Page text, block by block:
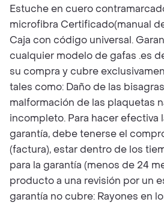
Estuche en cuero
microfibra Certificado(manual
Caja con código universal.
cualquier modelo de gafas .es
su compra y cubre
tales como: Daño de las
malformación de las plaquetas
incompleto. Para hacer efectiva
garantía, debe tenerse el
(factura), estar dentro de los
para la garantía (menos de 24
producto a una revisión por un
garantía no cubre: Rayones en